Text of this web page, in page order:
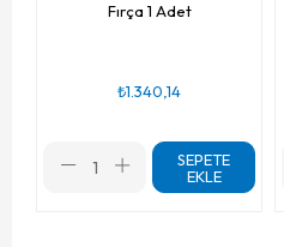
Fırça 1 Adet
₺1.340,14
SEPETE
EKLE